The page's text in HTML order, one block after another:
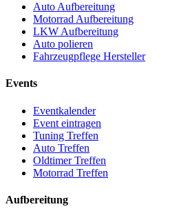
Auto Aufbereitung
Motorrad Aufbereitung
LKW Aufbereitung
Auto polieren
Fahrzeugpflege Hersteller
Events
Eventkalender
Event eintragen
Tuning Treffen
Auto Treffen
Oldtimer Treffen
Motorrad Treffen
Aufbereitung